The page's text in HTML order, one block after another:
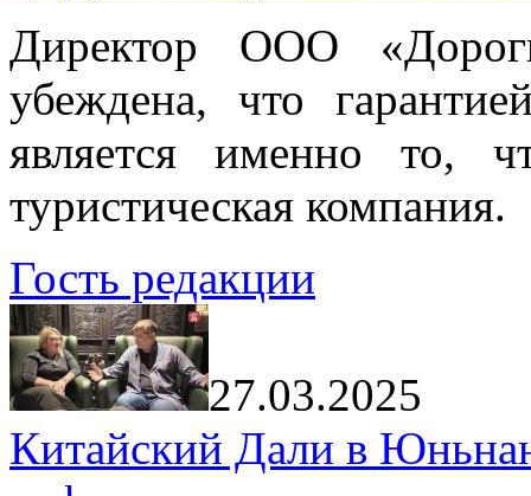
Директор ООО
убеждена, что
является именно то,
туристическая компания.
Гость редакции
27.03.2025
Китайский Дали в